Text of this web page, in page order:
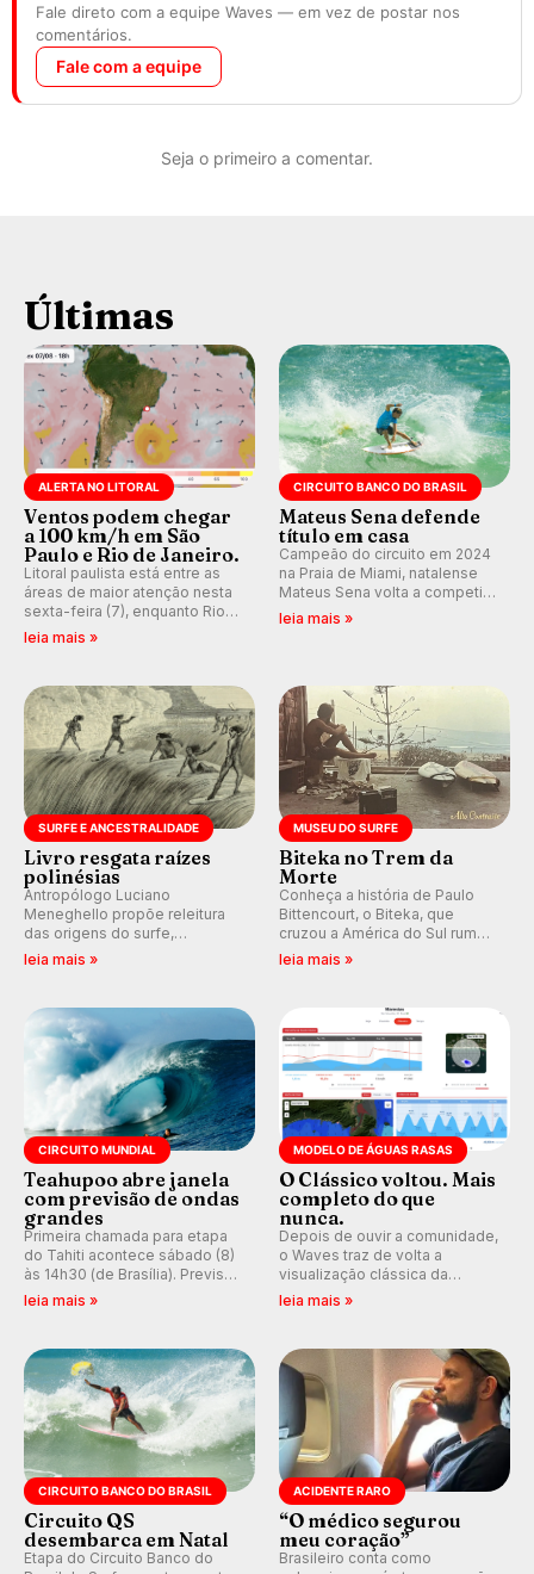
Fale direto com a equipe Waves — em vez de postar nos
comentários.
Fale com a equipe
Seja o primeiro a comentar.
Últimas
ALERTA NO LITORAL
Ventos podem chegar
a 100 km/h em São
Paulo e Rio de Janeiro.
Litoral paulista está entre as
áreas de maior atenção nesta
sexta-feira (7), enquanto Rio
de Janeiro também recebe
km/h em Itanhaém.
leia mais »
CIRCUITO BANCO DO BRASIL
Mateus Sena defende
título em casa
Campeão do circuito em 2024
na Praia de Miami, natalense
Mateus Sena volta a competir
em casa em busca de manter a
leia mais »
SURFE E ANCESTRALIDADE
Livro resgata raízes
polinésias
Antropólogo Luciano
Meneghello propõe releitura
das origens do surfe,
resgatando a cultura polinésia
prática em esporte e indústria.
leia mais »
MUSEU DO SURFE
Biteka no Trem da
Morte
Conheça a história de Paulo
Bittencourt, o Biteka, que
cruzou a América do Sul rumo
ao Pacífico em uma jornada
leia mais »
CIRCUITO MUNDIAL
Teahupoo abre janela
com previsão de ondas
grandes
Primeira chamada para etapa
do Tahiti acontece sábado (8)
às 14h30 (de Brasília). Previsão
indica swell consistente.
Kelly Slater convidado.
leia mais »
MODELO DE ÁGUAS RASAS
O Clássico voltou. Mais
completo do que
nunca.
Depois de ouvir a comunidade,
o Waves traz de volta a
visualização clássica da
previsão de águas rasas,
ondas para até 16 dias.
leia mais »
CIRCUITO BANCO DO BRASIL
Circuito QS
desembarca em Natal
Etapa do Circuito Banco do
ACIDENTE RARO
“O médico segurou
meu coração”
Brasileiro conta como